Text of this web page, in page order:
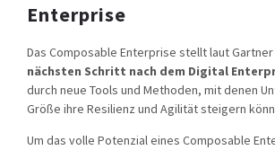
Enterprise
Das Composable Enterprise stellt laut Gartner
nächsten Schritt nach dem Digital
durch neue Tools und Methoden, mit denen
Größe ihre Resilienz und Agilität steigern
Um das volle Potenzial eines Composable